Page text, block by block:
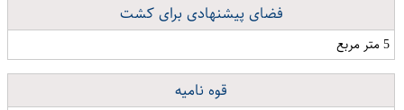
فضای پیشنهادی برای کشت
5 متر مربع
قوه نامیه